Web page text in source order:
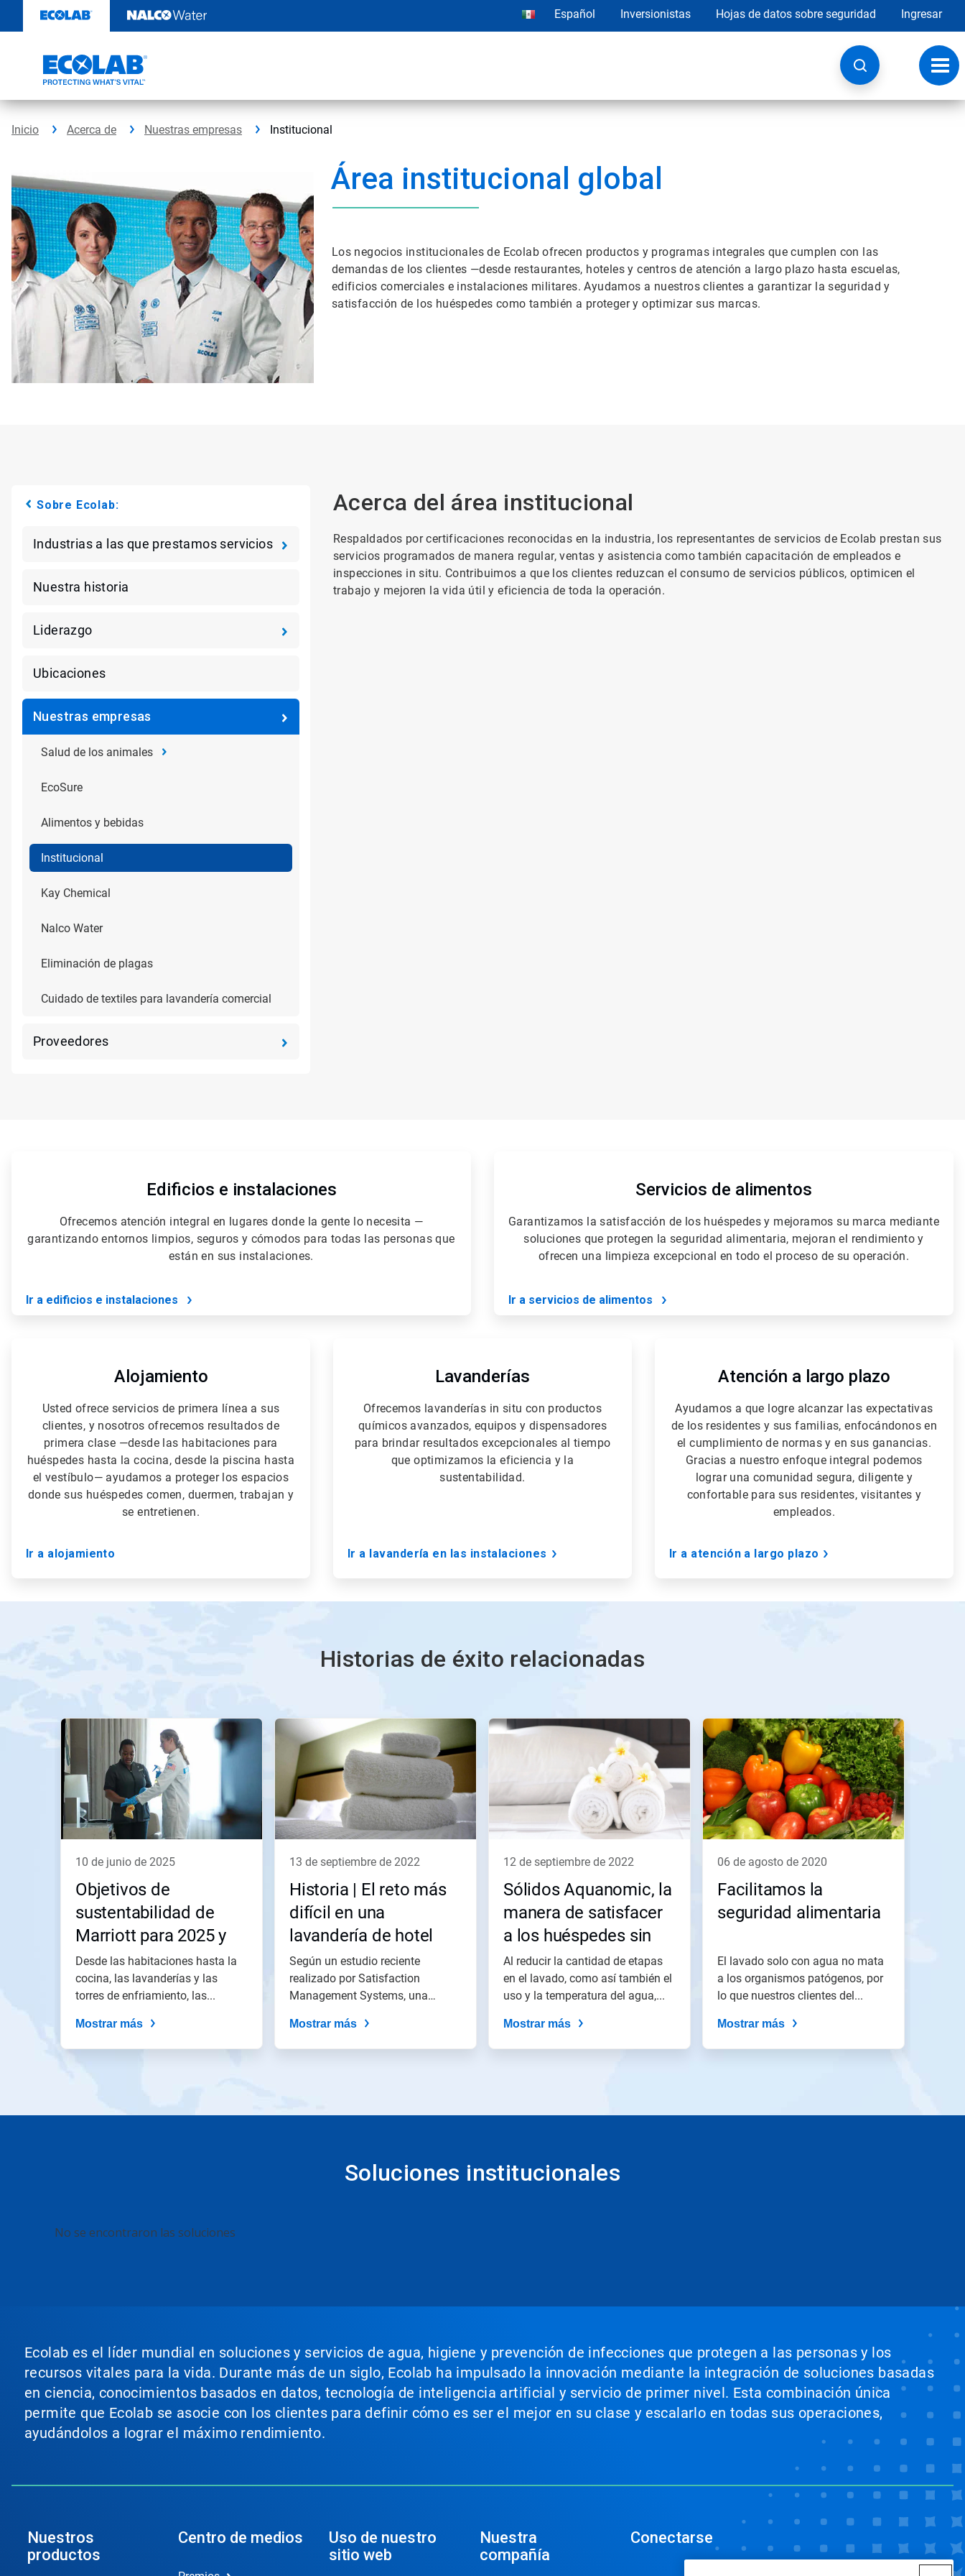
contenido
Español Inversionistas Hojas de datos sobre seguridad Ingresar
de
Inicio Acerca de Nuestras empresas Institucional
Área institucional global
Los negocios institucionales de Ecolab ofrecen productos y programas integrales que cumplen con las
demandas de los clientes —desde restaurantes, hoteles y centros de atención a largo plazo hasta escuelas,
edificios comerciales e instalaciones militares. Ayudamos a nuestros clientes a garantizar la seguridad y
satisfacción de los huéspedes como también a proteger y optimizar sus marcas.
Sobre Ecolab:
Industrias a las que prestamos servicios
Nuestra historia
Liderazgo
Ubicaciones
Nuestras empresas
Salud de los animales
EcoSure
Alimentos y bebidas
Institucional
Kay Chemical
Nalco Water
Eliminación de plagas
Cuidado de textiles para lavandería comercial
Proveedores
Acerca del área institucional
Respaldados por certificaciones reconocidas en la industria, los representantes de servicios de Ecolab prestan sus
servicios programados de manera regular, ventas y asistencia como también capacitación de empleados e
inspecciones in situ. Contribuimos a que los clientes reduzcan el consumo de servicios públicos, optimicen el
trabajo y mejoren la vida útil y eficiencia de toda la operación.
de
5
Edificios e instalaciones
Ofrecemos atención integral en lugares donde la gente lo necesita —
garantizando entornos limpios, seguros y cómodos para todas las personas que
están en sus instalaciones.
Ir a edificios e instalaciones
de
5
Servicios de alimentos
Garantizamos la satisfacción de los huéspedes y mejoramos su marca mediante
soluciones que protegen la seguridad alimentaria, mejoran el rendimiento y
ofrecen una limpieza excepcional en todo el proceso de su operación.
Ir a servicios de alimentos
de
5
Alojamiento
Usted ofrece servicios de primera línea a sus
clientes, y nosotros ofrecemos resultados de
primera clase —desde las habitaciones para
huéspedes hasta la cocina, desde la piscina hasta
el vestíbulo— ayudamos a proteger los espacios
donde sus huéspedes comen, duermen, trabajan y
se entretienen.
Ir a alojamiento
de
5
Lavanderías
Ofrecemos lavanderías in situ con productos
químicos avanzados, equipos y dispensadores
para brindar resultados excepcionales al tiempo
que optimizamos la eficiencia y la
sustentabilidad.
Ir a lavandería en las instalaciones
de
5
Atención a largo plazo
Ayudamos a que logre alcanzar las expectativas
de los residentes y sus familias, enfocándonos en
el cumplimiento de normas y en sus ganancias.
Gracias a nuestro enfoque integral podemos
lograr una comunidad segura, diligente y
confortable para sus residentes, visitantes y
empleados.
Ir a atención a largo plazo
Historias de éxito relacionadas
Esto
un
carrusel.
Use
los
botones
Siguiente
Anterior
navegar,
diapositiva
puntos
diapositiva.
10 de junio de 2025
Objetivos de
sustentabilidad de
Marriott para 2025 y
después
Desde las habitaciones hasta la
cocina, las lavanderías y las
torres de enfriamiento, las...
Mostrar más
13 de septiembre de 2022
Historia | El reto más
difícil en una
lavandería de hotel
Según un estudio reciente
realizado por Satisfaction
Management Systems, una
Mostrar más
12 de septiembre de 2022
Sólidos Aquanomic, la
manera de satisfacer
a los huéspedes sin
consumir los recursos
Al reducir la cantidad de etapas
en el lavado, como así también el
uso y la temperatura del agua,...
Mostrar más
06 de agosto de 2020
Facilitamos la
seguridad alimentaria
El lavado solo con agua no mata
a los organismos patógenos, por
lo que nuestros clientes del...
Mostrar más
Soluciones institucionales
Esto
Anterior
navegar,
o
salte
a
una
puntos
diapositiva.
No se encontraron las soluciones
Ecolab es el líder mundial en soluciones y servicios de agua, higiene y prevención de infecciones que protegen a las personas y los
recursos vitales para la vida. Durante más de un siglo, Ecolab ha impulsado la innovación mediante la integración de soluciones basadas
en ciencia, conocimientos basados en datos, tecnología de inteligencia artificial y servicio de primer nivel. Esta combinación única
permite que Ecolab se asocie con los clientes para definir cómo es ser el mejor en su clase y escalarlo en todas sus operaciones,
ayudándolos a lograr el máximo rendimiento.
Nuestros
productos
Centro de medios
Uso de nuestro
sitio web
Nuestra
compañía
Conectarse